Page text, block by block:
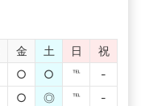
金 土 日
祝
○ ○ ℡
-
○ ◎ ℡ -